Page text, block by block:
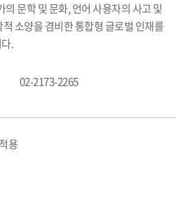
문학 및 문화, 언어 사용자의 사고 및
소양을 겸비한 통합형 글로벌 인재를
.
02-2173-2265
용